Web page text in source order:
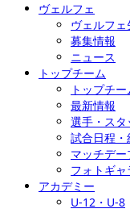
ヴェルフェ
ヴェルフェ
募集情報
ニュース
トップチーム
トップチ
最新情報
選手・スタ
試合日程・
マッチデ
フォトギャ
アカデミー
U-12・U-8